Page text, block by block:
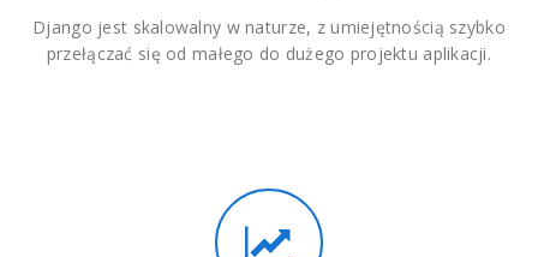
Django jest skalowalny w naturze, z umiejętnością szybko
przełączać się od małego do dużego projektu aplikacji.